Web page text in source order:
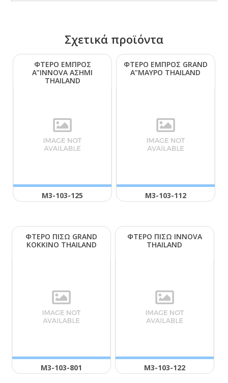
Σχετικά προϊόντα
ΦΤΕΡΟ ΕΜΠΡΟΣ
Α”ΙΝΝΟVΑ ΑΣΗΜΙ
ΤΗΑΙLΑΝD
Μ3-103-125
ΦΤΕΡΟ ΕΜΠΡΟΣ GRΑΝD
Α”ΜΑΥΡΟ ΤΗΑΙLΑΝD
Μ3-103-112
ΦΤΕΡΟ ΠΙΣΩ GRΑΝD
ΚΟΚΚΙΝΟ ΤΗΑΙLΑΝD
Μ3-103-801
ΦΤΕΡΟ ΠΙΣΩ ΙΝΝΟVΑ
ΤΗΑΙLΑΝD
Μ3-103-122